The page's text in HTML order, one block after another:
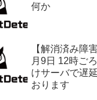
何か
【解消済み障
月9日 12時ご
けサーバで遅
おります